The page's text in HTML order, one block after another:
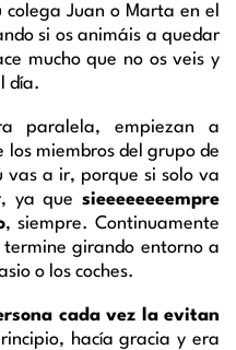
Juan o Marta en el
si os animáis a quedar
mucho que no os veis y
día.
paralela, empiezan a
los miembros del grupo de
a ir, porque si solo va
ya que sieeeeeeeempre
, siempre. Continuamente
girando entorno a
o los coches.
cada vez la evitan
hacía gracia y era